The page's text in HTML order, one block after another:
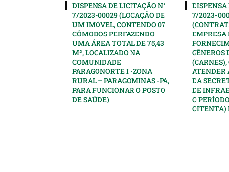
DISPENSA DE LICITAÇÃO N°
7/2023-00029 (LOCAÇÃO DE
UM IMÓVEL, CONTENDO 07
CÔMODOS PERFAZENDO
UMA ÁREA TOTAL DE 75,43
M², LOCALIZADO NA
COMUNIDADE
PARAGONORTE I -ZONA
RURAL – PARAGOMINAS -PA,
PARA FUNCIONAR O POSTO
DE SAÚDE)
DISPENSA
7/2023-
EMPRESA
GÊNEROS
ATENDER
DA
DE
O
OITENTA)